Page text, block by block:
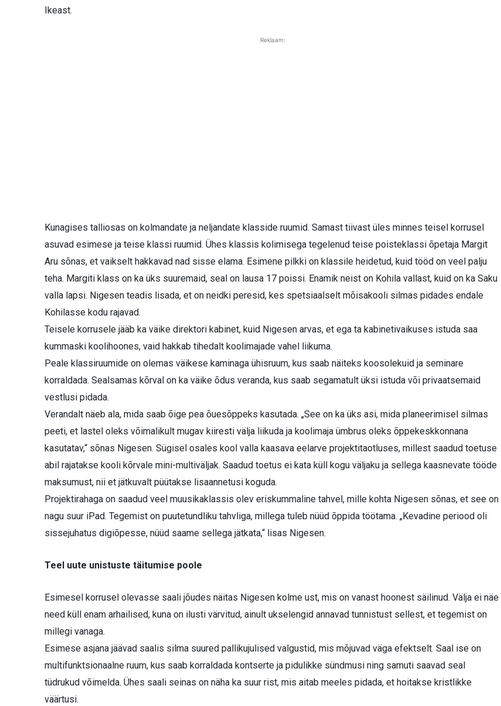
Ikeast.
Reklaam:
Kunagises talliosas on kolmandate ja neljandate klasside ruumid. Samast tiivast üles minnes teisel korrusel
asuvad esimese ja teise klassi ruumid. Ühes klassis kolimisega tegelenud teise poisteklassi õpetaja Margit
Aru sõnas, et vaikselt hakkavad nad sisse elama. Esimene pilkki on klassile heidetud, kuid tööd on veel palju
teha. Margiti klass on ka üks suuremaid, seal on lausa 17 poissi. Enamik neist on Kohila vallast, kuid on ka Saku
valla lapsi. Nigesen teadis lisada, et on neidki peresid, kes spetsiaalselt mõisakooli silmas pidades endale
Kohilasse kodu rajavad.
Teisele korrusele jääb ka väike direktori kabinet, kuid Nigesen arvas, et ega ta kabinetivaikuses istuda saa
kummaski koolihoones, vaid hakkab tihedalt koolimajade vahel liikuma.
Peale klassiruumide on olemas väikese kaminaga ühisruum, kus saab näiteks koosolekuid ja seminare
korraldada. Sealsamas kõrval on ka väike õdus veranda, kus saab segamatult üksi istuda või privaatsemaid
vestlusi pidada.
Verandalt näeb ala, mida saab õige pea õuesõppeks kasutada. „See on ka üks asi, mida planeerimisel silmas
peeti, et lastel oleks võimalikult mugav kiiresti välja liikuda ja koolimaja ümbrus oleks õppekeskkonnana
kasutatav,“ sõnas Nigesen. Sügisel osales kool valla kaasava eelarve projektitaotluses, millest saadud toetuse
abil rajatakse kooli kõrvale mini-multiväljak. Saadud toetus ei kata küll kogu väljaku ja sellega kaasnevate tööde
maksumust, nii et jätkuvalt püütakse lisaannetusi koguda.
Projektirahaga on saadud veel muusikaklassis olev eriskummaline tahvel, mille kohta Nigesen sõnas, et see on
nagu suur iPad. Tegemist on puutetundliku tahvliga, millega tuleb nüüd õppida töötama. „Kevadine periood oli
sissejuhatus digiõpesse, nüüd saame sellega jätkata,“ lisas Nigesen.
Teel uute unistuste täitumise poole
Esimesel korrusel olevasse saali jõudes näitas Nigesen kolme ust, mis on vanast hoonest säilinud. Välja ei näe
need küll enam arhailised, kuna on ilusti värvitud, ainult ukselengid annavad tunnistust sellest, et tegemist on
millegi vanaga.
Esimese asjana jäävad saalis silma suured pallikujulised valgustid, mis mõjuvad väga efektselt. Saal ise on
multifunktsionaalne ruum, kus saab korraldada kontserte ja pidulikke sündmusi ning samuti saavad seal
tüdrukud võimelda. Ühes saali seinas on näha ka suur rist, mis aitab meeles pidada, et hoitakse kristlikke
väärtusi.